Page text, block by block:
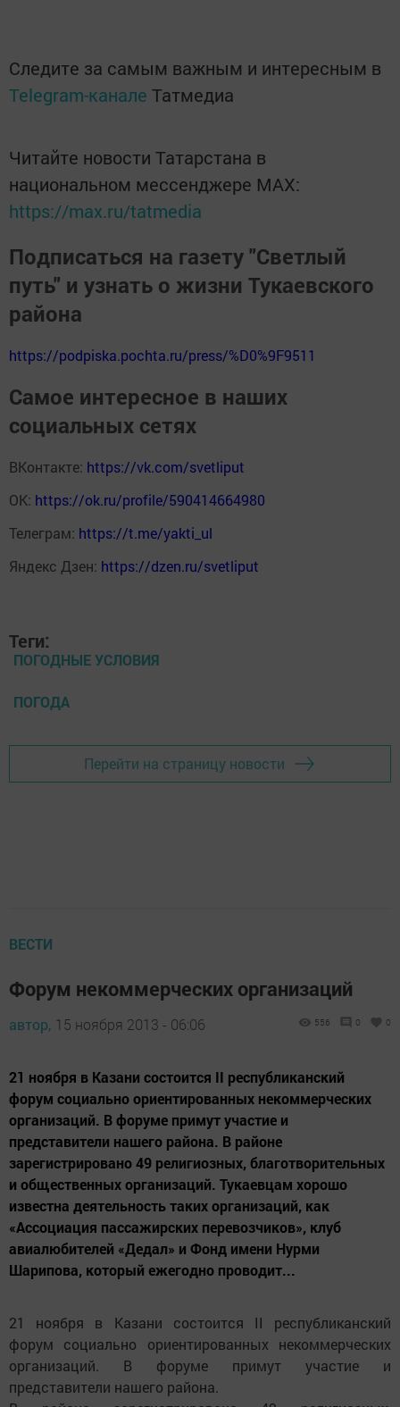
Следите за самым важным и интересным в
Telegram-канале Татмедиа
Читайте новости Татарстана в
национальном мессенджере MАХ:
https://max.ru/tatmedia
Подписаться на газету "Светлый
путь" и узнать о жизни Тукаевского
района
https://podpiska.pochta.ru/press/%D0%9F9511
Самое интересное в наших
социальных сетях
ВКонтакте: https://vk.com/svetliput
ОК: https://ok.ru/profile/590414664980
Телеграм: https://t.me/yakti_ul
Яндекс Дзен: https://dzen.ru/svetliput
Теги:
ПОГОДНЫЕ УСЛОВИЯ
ПОГОДА
Перейти на страницу новости
ВЕСТИ
Форум некоммерческих организаций
автор, 15 ноября 2013 - 06:06 556 0 0
21 ноября в Казани состоится II республиканский
форум социально ориентированных некоммерческих
организаций. В форуме примут участие и
представители нашего района. В районе
зарегистрировано 49 религиозных, благотворительных
и общественных организаций. Тукаевцам хорошо
известна деятельность таких организаций, как
«Ассоциация пассажирских перевозчиков», клуб
авиалюбителей «Дедал» и Фонд имени Нурми
Шарипова, который ежегодно проводит...
21 ноября в Казани состоится II республиканский
форум социально ориентированных некоммерческих
организаций. В форуме примут участие и
представители нашего района.